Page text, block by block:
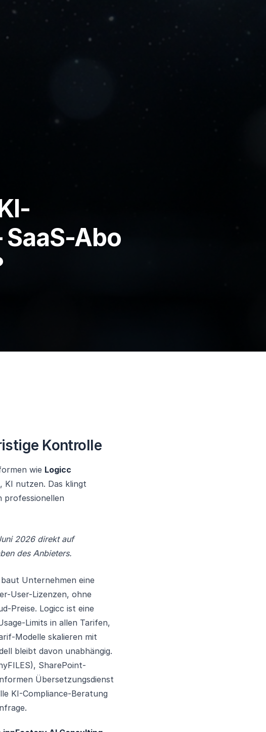
Abo
Kontrolle
wie Logicc
KI nutzen. Das klingt
professionellen
2026 direkt auf
des Anbieters.
Unternehmen eine
User-Lizenzen, ohne
Preise. Logicc ist eine
Limits in allen Tarifen,
Modelle skalieren mit
bleibt davon unabhängig.
SharePoint-
Übersetzungsdienst
KI-Compliance-Beratung